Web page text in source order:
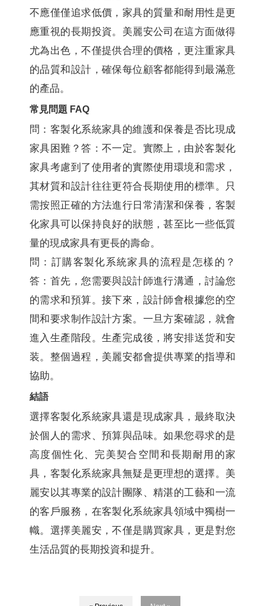
不應僅僅追求低價，家具的質量和耐用性是更
應重視的長期投資。美麗安公司在這方面做得
尤為出色，不僅提供合理的價格，更注重家具
的品質和設計，確保每位顧客都能得到最滿意
的產品。
常見問題 FAQ
問：客製化系統家具的維護和保養是否比現成
家具困難？答：不一定。實際上，由於客製化
家具考慮到了使用者的實際使用環境和需求，
其材質和設計往往更符合長期使用的標準。只
需按照正確的方法進行日常清潔和保養，客製
化家具可以保持良好的狀態，甚至比一些低質
量的現成家具有更長的壽命。
問：訂購客製化系統家具的流程是怎樣的？
答：首先，您需要與設計師進行溝通，討論您
的需求和預算。接下來，設計師會根據您的空
間和要求制作設計方案。一旦方案確認，就會
進入生產階段。生產完成後，將安排送货和安
装。整個過程，美麗安都會提供專業的指導和
協助。
結語
選擇客製化系統家具還是現成家具，最終取決
於個人的需求、預算與品味。如果您尋求的是
高度個性化、完美契合空間和長期耐用的家
具，客製化系統家具無疑是更理想的選擇。美
麗安以其專業的設計團隊、精湛的工藝和一流
的客戶服務，在客製化系統家具領域中獨樹一
幟。選擇美麗安，不僅是購買家具，更是對您
生活品質的長期投資和提升。